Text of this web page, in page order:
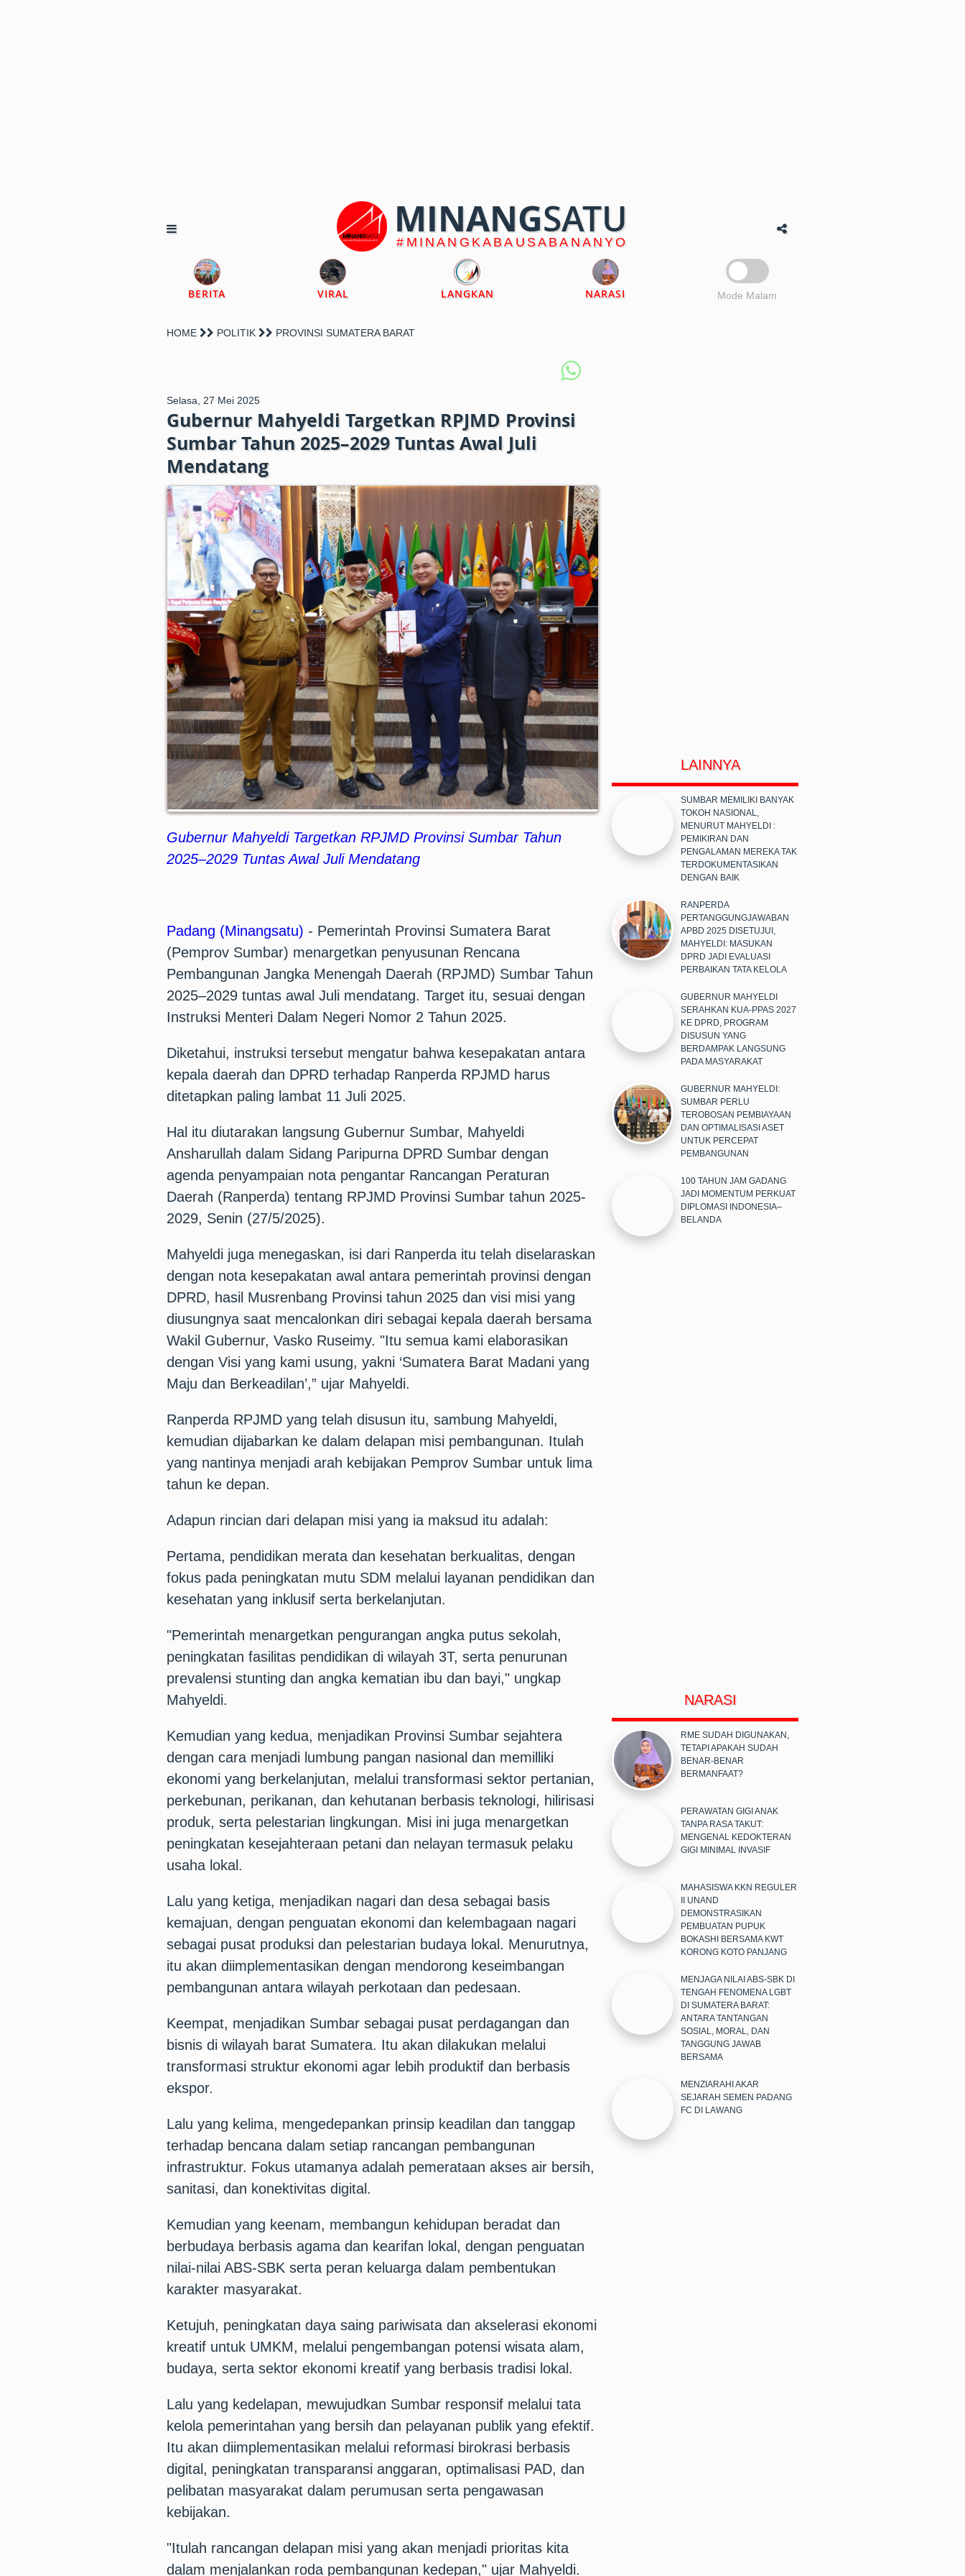
MINANGSATU
#MINANGKABAUSABANANYO
BERITA VIRAL LANGKAN NARASI Mode Malam
HOME POLITIK PROVINSI SUMATERA BARAT
Selasa, 27 Mei 2025
Gubernur Mahyeldi Targetkan RPJMD Provinsi
Sumbar Tahun 2025–2029 Tuntas Awal Juli
Mendatang
Gubernur Mahyeldi Targetkan RPJMD Provinsi Sumbar Tahun
2025–2029 Tuntas Awal Juli Mendatang
Padang (Minangsatu) - Pemerintah Provinsi Sumatera Barat
(Pemprov Sumbar) menargetkan penyusunan Rencana
Pembangunan Jangka Menengah Daerah (RPJMD) Sumbar Tahun
2025–2029 tuntas awal Juli mendatang. Target itu, sesuai dengan
Instruksi Menteri Dalam Negeri Nomor 2 Tahun 2025.
Diketahui, instruksi tersebut mengatur bahwa kesepakatan antara
kepala daerah dan DPRD terhadap Ranperda RPJMD harus
ditetapkan paling lambat 11 Juli 2025.
Hal itu diutarakan langsung Gubernur Sumbar, Mahyeldi
Ansharullah dalam Sidang Paripurna DPRD Sumbar dengan
agenda penyampaian nota pengantar Rancangan Peraturan
Daerah (Ranperda) tentang RPJMD Provinsi Sumbar tahun 2025-
2029, Senin (27/5/2025).
Mahyeldi juga menegaskan, isi dari Ranperda itu telah diselaraskan
dengan nota kesepakatan awal antara pemerintah provinsi dengan
DPRD, hasil Musrenbang Provinsi tahun 2025 dan visi misi yang
diusungnya saat mencalonkan diri sebagai kepala daerah bersama
Wakil Gubernur, Vasko Ruseimy. "Itu semua kami elaborasikan
dengan Visi yang kami usung, yakni ‘Sumatera Barat Madani yang
Maju dan Berkeadilan’,” ujar Mahyeldi.
Ranperda RPJMD yang telah disusun itu, sambung Mahyeldi,
kemudian dijabarkan ke dalam delapan misi pembangunan. Itulah
yang nantinya menjadi arah kebijakan Pemprov Sumbar untuk lima
tahun ke depan.
Adapun rincian dari delapan misi yang ia maksud itu adalah:
Pertama, pendidikan merata dan kesehatan berkualitas, dengan
fokus pada peningkatan mutu SDM melalui layanan pendidikan dan
kesehatan yang inklusif serta berkelanjutan.
"Pemerintah menargetkan pengurangan angka putus sekolah,
peningkatan fasilitas pendidikan di wilayah 3T, serta penurunan
prevalensi stunting dan angka kematian ibu dan bayi," ungkap
Mahyeldi.
Kemudian yang kedua, menjadikan Provinsi Sumbar sejahtera
dengan cara menjadi lumbung pangan nasional dan memilliki
ekonomi yang berkelanjutan, melalui transformasi sektor pertanian,
perkebunan, perikanan, dan kehutanan berbasis teknologi, hilirisasi
produk, serta pelestarian lingkungan. Misi ini juga menargetkan
peningkatan kesejahteraan petani dan nelayan termasuk pelaku
usaha lokal.
Lalu yang ketiga, menjadikan nagari dan desa sebagai basis
kemajuan, dengan penguatan ekonomi dan kelembagaan nagari
sebagai pusat produksi dan pelestarian budaya lokal. Menurutnya,
itu akan diimplementasikan dengan mendorong keseimbangan
pembangunan antara wilayah perkotaan dan pedesaan.
Keempat, menjadikan Sumbar sebagai pusat perdagangan dan
bisnis di wilayah barat Sumatera. Itu akan dilakukan melalui
transformasi struktur ekonomi agar lebih produktif dan berbasis
ekspor.
Lalu yang kelima, mengedepankan prinsip keadilan dan tanggap
terhadap bencana dalam setiap rancangan pembangunan
infrastruktur. Fokus utamanya adalah pemerataan akses air bersih,
sanitasi, dan konektivitas digital.
Kemudian yang keenam, membangun kehidupan beradat dan
berbudaya berbasis agama dan kearifan lokal, dengan penguatan
nilai-nilai ABS-SBK serta peran keluarga dalam pembentukan
karakter masyarakat.
Ketujuh, peningkatan daya saing pariwisata dan akselerasi ekonomi
kreatif untuk UMKM, melalui pengembangan potensi wisata alam,
budaya, serta sektor ekonomi kreatif yang berbasis tradisi lokal.
Lalu yang kedelapan, mewujudkan Sumbar responsif melalui tata
kelola pemerintahan yang bersih dan pelayanan publik yang efektif.
Itu akan diimplementasikan melalui reformasi birokrasi berbasis
digital, peningkatan transparansi anggaran, optimalisasi PAD, dan
pelibatan masyarakat dalam perumusan serta pengawasan
kebijakan.
"Itulah rancangan delapan misi yang akan menjadi prioritas kita
dalam menjalankan roda pembangunan kedepan," ujar Mahyeldi.
LAINNYA
SUMBAR MEMILIKI BANYAK
TOKOH NASIONAL,
MENURUT MAHYELDI :
PEMIKIRAN DAN
PENGALAMAN MEREKA TAK
TERDOKUMENTASIKAN
DENGAN BAIK
RANPERDA
PERTANGGUNGJAWABAN
APBD 2025 DISETUJUI,
MAHYELDI: MASUKAN
DPRD JADI EVALUASI
PERBAIKAN TATA KELOLA
GUBERNUR MAHYELDI
SERAHKAN KUA-PPAS 2027
KE DPRD, PROGRAM
DISUSUN YANG
BERDAMPAK LANGSUNG
PADA MASYARAKAT
GUBERNUR MAHYELDI:
SUMBAR PERLU
TEROBOSAN PEMBIAYAAN
DAN OPTIMALISASI ASET
UNTUK PERCEPAT
PEMBANGUNAN
100 TAHUN JAM GADANG
JADI MOMENTUM PERKUAT
DIPLOMASI INDONESIA–
BELANDA
NARASI
RME SUDAH DIGUNAKAN,
TETAPI APAKAH SUDAH
BENAR-BENAR
BERMANFAAT?
PERAWATAN GIGI ANAK
TANPA RASA TAKUT:
MENGENAL KEDOKTERAN
GIGI MINIMAL INVASIF
MAHASISWA KKN REGULER
II UNAND
DEMONSTRASIKAN
PEMBUATAN PUPUK
BOKASHI BERSAMA KWT
KORONG KOTO PANJANG
MENJAGA NILAI ABS-SBK DI
TENGAH FENOMENA LGBT
DI SUMATERA BARAT:
ANTARA TANTANGAN
SOSIAL, MORAL, DAN
TANGGUNG JAWAB
BERSAMA
MENZIARAHI AKAR
SEJARAH SEMEN PADANG
FC DI LAWANG